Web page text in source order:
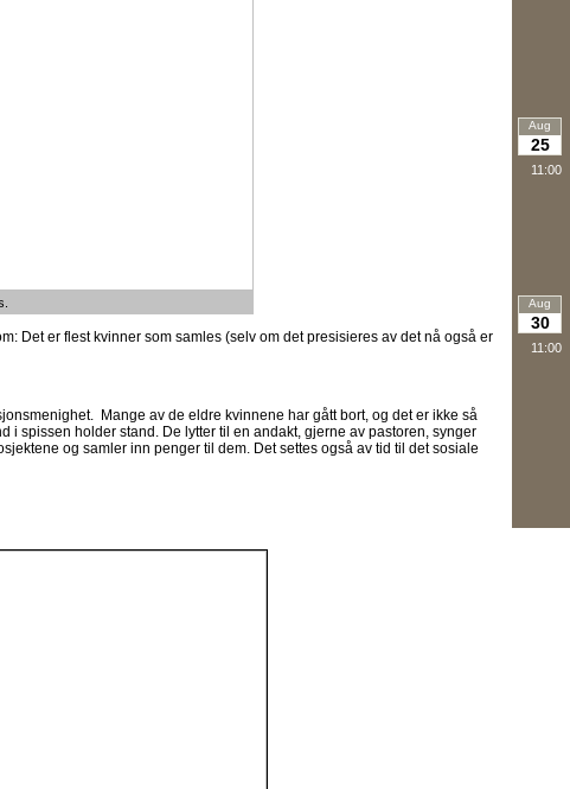
Aug
25
11:00
Aug
30
11:00
Det er flest kvinner som samles (selv om det presisieres av det nå også er
Mange av de eldre kvinnene har gått bort, og det er ikke så
i spissen holder stand. De lytter til en andakt, gjerne av pastoren, synger
og samler inn penger til dem. Det settes også av tid til det sosiale